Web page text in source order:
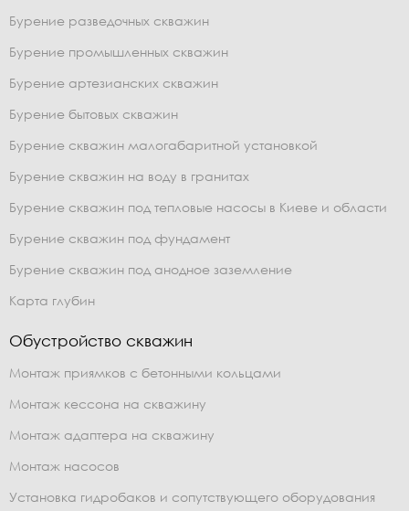
Бурение разведочных скважин
Бурение промышленных скважин
Бурение артезианских скважин
Бурение бытовых скважин
Бурение скважин малогабаритной установкой
Бурение скважин на воду в гранитах
Бурение скважин под тепловые насосы в Киеве и области
Бурение скважин под фундамент
Бурение скважин под анодное заземление
Карта глубин
Обустройство скважин
Монтаж приямков с бетонными кольцами
Монтаж кессона на скважину
Монтаж адаптера на скважину
Монтаж насосов
Установка гидробаков и сопутствующего оборудования